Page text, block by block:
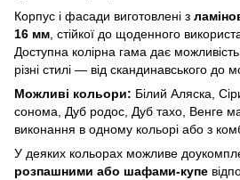
Корпус і фасади виготовлені з
16 мм , стійкої до щоденного
Доступна колірна гама дає можливість
різні стилі — від скандинавського до
Можливі кольори: Білий Аляска,
сонома, Дуб родос, Дуб тахо, Венге
виконання в одному кольорі або з
У деяких кольорах можливе
розпашними або шафами-купе